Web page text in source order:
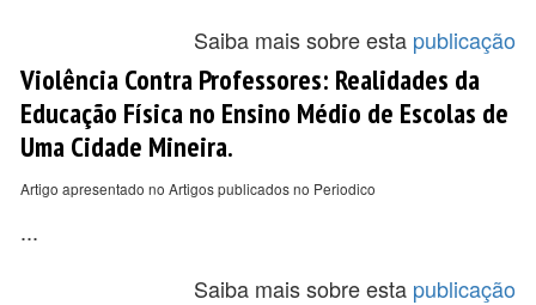
Saiba mais sobre esta publicação
Violência Contra Professores: Realidades da
Educação Física no Ensino Médio de Escolas de
Uma Cidade Mineira.
Artigo apresentado no Artigos publicados no Periodico
...
Saiba mais sobre esta publicação